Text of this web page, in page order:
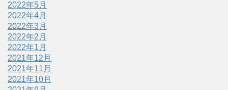
2022年5月
2022年4月
2022年3月
2022年2月
2022年1月
2021年12月
2021年11月
2021年10月